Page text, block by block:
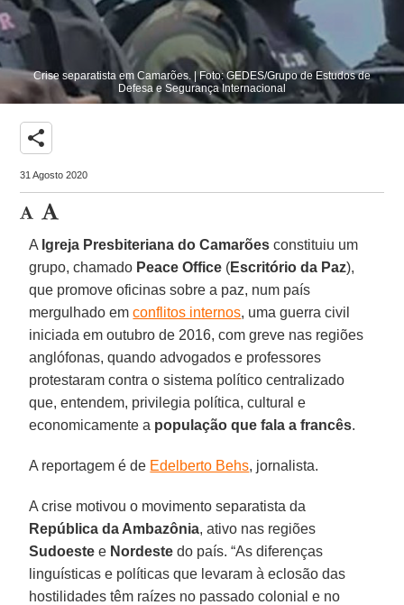
Crise separatista em Camarões. | Foto: GEDES/Grupo de Estudos de
Defesa e Segurança Internacional
share
31 Agosto 2020
A Igreja Presbiteriana do Camarões constituiu um
grupo, chamado Peace Office (Escritório da Paz),
que promove oficinas sobre a paz, num país
mergulhado emconflitos internos, uma guerra civil
iniciada em outubro de 2016, com greve nas regiões
anglófonas, quando advogados e professores
protestaram contra o sistema político centralizado
que, entendem, privilegia política, cultural e
economicamente a população que fala a francês.
A reportagem é de Edelberto Behs, jornalista.
A crise motivou o movimento separatista da
República da Ambazônia, ativo nas regiões
Sudoeste e Nordeste do país. “As diferenças
linguísticas e políticas que levaram à eclosão das
hostilidades têm raízes no passado colonial e no